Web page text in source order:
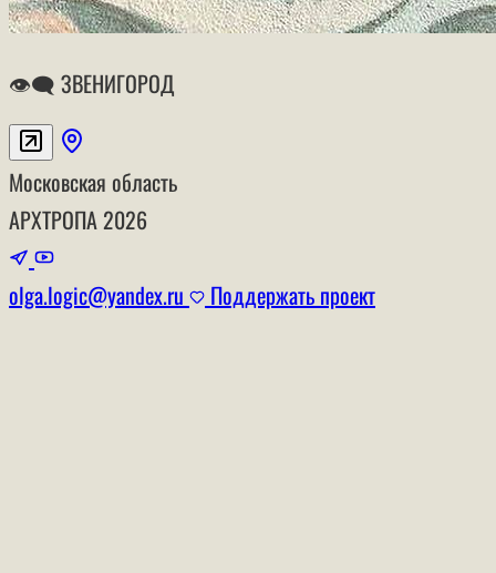
👁‍🗨 ЗВЕНИГОРОД
Московская область
АРХТРОПА 2026
olga.logic@yandex.ru Поддержать проект